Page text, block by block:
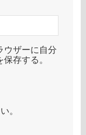
ウザーに自分
存する。
。